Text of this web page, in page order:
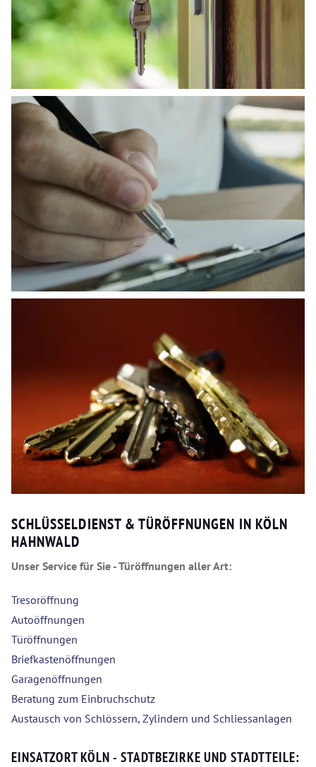
SCHLÜSSELDIENST & TÜRÖFFNUNGEN IN KÖLN
HAHNWALD
Unser Service für Sie - Türöffnungen aller Art:
Tresoröffnung
Autoöffnungen
Türöffnungen
Briefkastenöffnungen
Garagenöffnungen
Beratung zum Einbruchschutz
Austausch von Schlössern, Zylindern und Schliessanlagen
EINSATZORT KÖLN - STADTBEZIRKE UND STADTTEILE: